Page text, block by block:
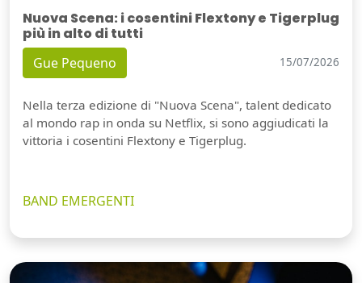
Nuova Scena: i cosentini Flextony e Tigerplug
più in alto di tutti
Gue Pequeno 15/07/2026
Nella terza edizione di "Nuova Scena", talent dedicato
al mondo rap in onda su Netflix, si sono aggiudicati la
vittoria i cosentini Flextony e Tigerplug.
BAND EMERGENTI